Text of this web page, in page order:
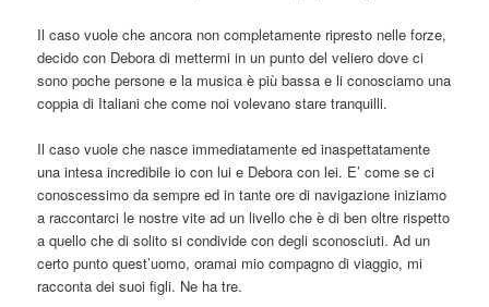
Il caso vuole che ancora non completamente ripresto nelle forze,
decido con Debora di mettermi in un punto del veliero dove ci
sono poche persone e la musica è più bassa e li conosciamo una
coppia di Italiani che come noi volevano stare tranquilli.
Il caso vuole che nasce immediatamente ed inaspettatamente
una intesa incredibile io con lui e Debora con lei. E’ come se ci
conoscessimo da sempre ed in tante ore di navigazione iniziamo
a raccontarci le nostre vite ad un livello che è di ben oltre rispetto
a quello che di solito si condivide con degli sconosciuti. Ad un
certo punto quest’uomo, oramai mio compagno di viaggio, mi
racconta dei suoi figli. Ne ha tre.